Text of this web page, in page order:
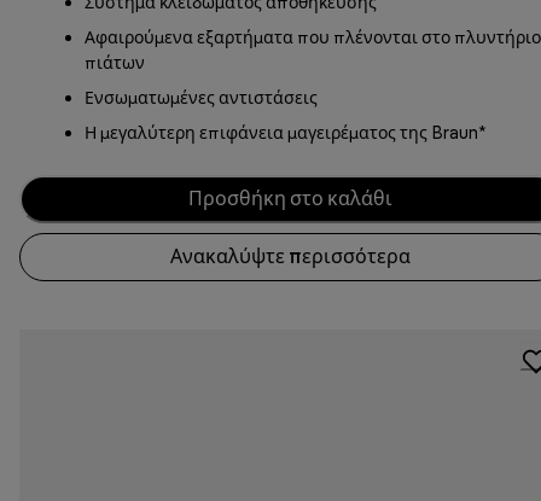
Αφαιρούμενα εξαρτήματα που πλένονται στο πλυντήριο
πιάτων
Ενσωματωμένες αντιστάσεις
Η μεγαλύτερη επιφάνεια μαγειρέματος της Braun*
Προσθήκη στο καλάθι
Ανακαλύψτε περισσότερα